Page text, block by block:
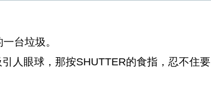
台垃圾。
人眼球，那按SHUTTER的食指，忍不住要